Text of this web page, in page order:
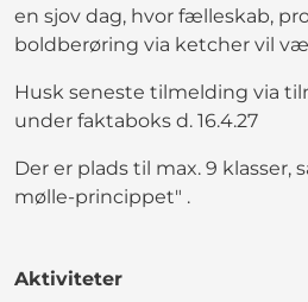
en sjov dag, hvor fælleskab,
boldberøring via ketcher vil
Husk seneste tilmelding via
under faktaboks d. 16.4.27
Der er plads til max. 9 klasser,
mølle-princippet" .
Aktiviteter